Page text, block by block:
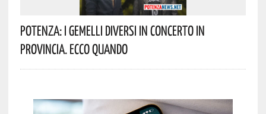
Potenza: I Gemelli DiVersi In Concerto In
Provincia. Ecco Quando